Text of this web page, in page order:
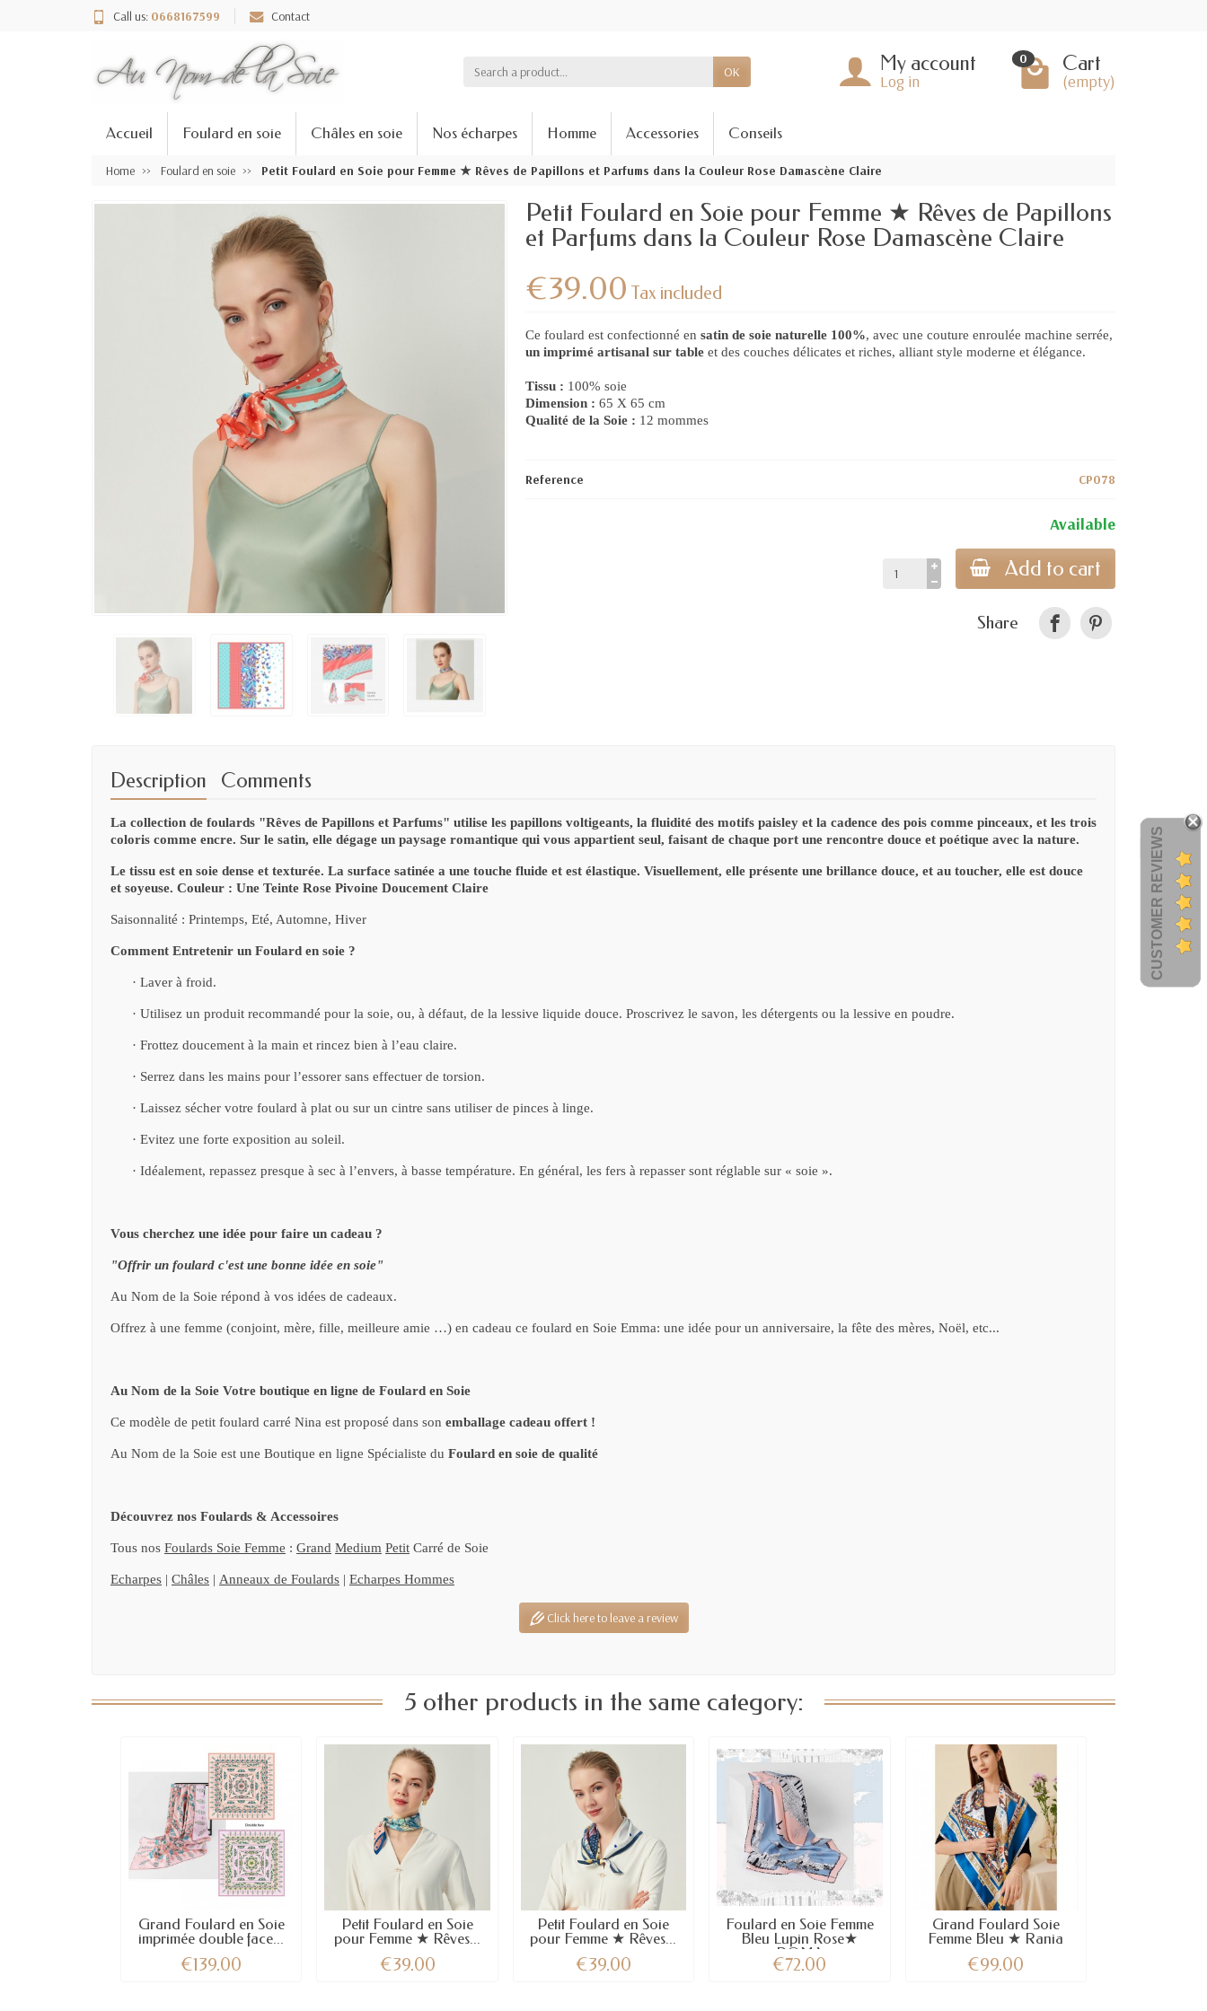
Call us: 0668167599 Contact
OK My account
Log in
0 Cart
(empty)
Accueil Foulard en soie Châles en soie Nos écharpes Homme Accessories Conseils
Home Foulard en soie Petit Foulard en Soie pour Femme ★ Rêves de Papillons et Parfums dans la Couleur Rose Damascène Claire
Petit Foulard en Soie pour Femme ★ Rêves de Papillons
et Parfums dans la Couleur Rose Damascène Claire
€39.00 Tax included
Ce foulard est confectionné ensatin de soie naturelle 100%, avec une couture enroulée machine serrée,
un imprimé artisanal sur table et des couches délicates et riches, alliant style moderne et élégance.
Tissu : 100% soie
Dimension : 65 X 65 cm
Qualité de la Soie : 12 mommes
Reference CP078
Available
Add to cart
Share
Description Comments
La collection de foulards "Rêves de Papillons et Parfums" utilise les papillons voltigeants, la fluidité des motifs paisley et la cadence des pois comme pinceaux, et les trois
coloris comme encre. Sur le satin, elle dégage un paysage romantique qui vous appartient seul, faisant de chaque port une rencontre douce et poétique avec la nature.
Le tissu est en soie dense et texturée. La surface satinée a une touche fluide et est élastique. Visuellement, elle présente une brillance douce, et au toucher, elle est douce
et soyeuse. Couleur : Une Teinte Rose Pivoine Doucement Claire
Saisonnalité : Printemps, Eté, Automne, Hiver
Comment Entretenir un Foulard en soie ?
· Laver à froid.
· Utilisez un produit recommandé pour la soie, ou, à défaut, de la lessive liquide douce. Proscrivez le savon, les détergents ou la lessive en poudre.
· Frottez doucement à la main et rincez bien à l’eau claire.
· Serrez dans les mains pour l’essorer sans effectuer de torsion.
· Laissez sécher votre foulard à plat ou sur un cintre sans utiliser de pinces à linge.
· Evitez une forte exposition au soleil.
· Idéalement, repassez presque à sec à l’envers, à basse température. En général, les fers à repasser sont réglable sur « soie ».
Vous cherchez une idée pour faire un cadeau ?
"Offrir un foulard c'est une bonne idée en soie"
Au Nom de la Soie répond à vos idées de cadeaux.
Offrez à une femme (conjoint, mère, fille, meilleure amie …) en cadeau ce foulard en Soie Emma: une idée pour un anniversaire, la fête des mères, Noël, etc...
Au Nom de la Soie Votre boutique en ligne de Foulard en Soie
Ce modèle de petit foulard carré Nina est proposé dans son emballage cadeau offert !
Au Nom de la Soie est une Boutique en ligne Spécialiste du Foulard en soie de qualité
Découvrez nos Foulards & Accessoires
Tous nos Foulards Soie Femme : Grand Medium Petit Carré de Soie
Echarpes | Châles | Anneaux de Foulards | Echarpes Hommes
Click here to leave a review
5 other products in the same category:
Grand Foulard en Soie
imprimée double face...
€139.00
Petit Foulard en Soie
pour Femme ★ Rêves...
€39.00
Petit Foulard en Soie
pour Femme ★ Rêves...
€39.00
Foulard en Soie Femme
Bleu Lupin Rose★
ROMA
€72.00
Grand Foulard Soie
Femme Bleu ★ Rania
€99.00
CUSTOMER REVIEWS